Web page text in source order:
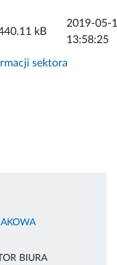
kB
2019-05-
13:58:25
sektora
BIURA